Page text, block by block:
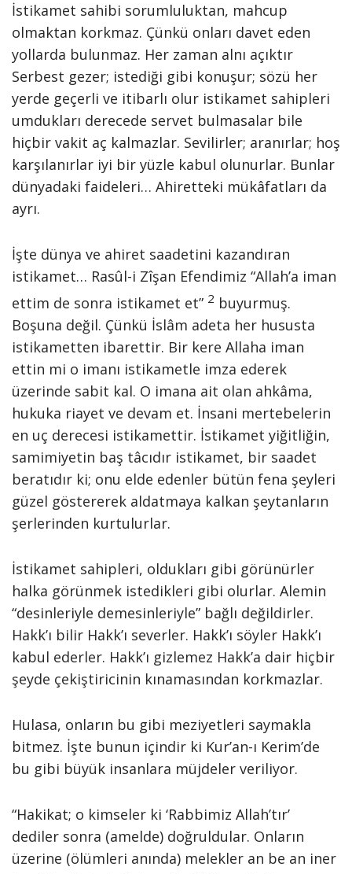
İstikamet sahibi sorumlu­luktan, mahcup
olmaktan korkmaz. Çünkü onları davet eden
yollarda bulunmaz. Her zaman alnı açıktır
Serbest gezer; istediği gibi konuşur; sözü her
yerde geçerli ve itibarlı olur istikamet sahipleri
umdukları derecede servet bulmasalar bile
hiçbir vakit aç kalmazlar. Sevilirler; aranırlar; hoş
karşılanırlar iyi bir yüz­le kabul olunurlar. Bunlar
dünyadaki faideleri… Ahiretteki mükâfatları da
ayrı.
İşte dünya ve ahiret saadetini kazandıran
istikamet… Rasûl-i Zîşan Efendimiz “Allah’a iman
ettim de sonra istikamet et” 2 buyurmuş.
Boşuna değil. Çünkü İslâm adeta her hususta
istikametten ibarettir. Bir kere Allaha iman
ettin mi o ima­nı istikametle imza ederek
üzerinde sabit kal. O imana ait olan ahkâma,
hukuka riayet ve devam et. İnsani mertebelerin
en uç derecesi istika­mettir. İstikamet yiğitliğin,
samimiye­tin baş tâcıdır istikamet, bir saadet
beratıdır ki; onu elde edenler bü­tün fena şeyleri
güzel göstererek aldatmaya kalkan şeytanların
şerle­rinden kurtulurlar.
İstikamet sahipleri, oldukları gibi görünürler
halka görünmek istedikleri gibi olurlar. Alemin
“desinleriyle demesinleriyle” bağlı de­ğildirler.
Hakk’ı bilir Hakk’ı severler. Hakk’ı söyler Hakk’ı
kabul ederler. Hakk’ı gizlemez Hakk’a dair hiçbir
şeyde çekiştiricinin kınamasından korkmazlar.
Hulasa, onların bu gibi mezi­yetleri saymakla
bitmez. İşte bunun içindir ki Kur’an-ı Kerim’de
bu gibi büyük insanlara müjdeler veriliyor.
“Hakikat; o kimseler ki ‘Rabbimiz Allah’tır’
dediler sonra (amel­de) doğruldular. Onların
üzeri­ne (ölümleri anında) melekler an be an iner